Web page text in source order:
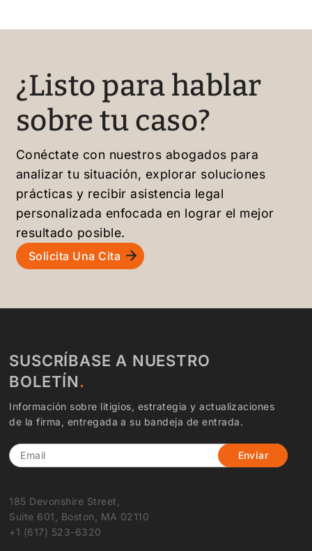
aré
con él
sin
dudarl
o.
er
migrac
ión.
¿Listo para hablar
sobre tu caso?
Conéctate con nuestros abogados para
analizar tu situación, explorar soluciones
prácticas y recibir asistencia legal
personalizada enfocada en lograr el mejor
resultado posible.
Solicita Una Cita
SUSCRÍBASE A NUESTRO
BOLETÍN
Información sobre litigios, estrategia y actualizaciones
de la firma, entregada a su bandeja de entrada.
Email
185 Devonshire Street,
Suite 601, Boston, MA 02110
+1 (617) 523-6320